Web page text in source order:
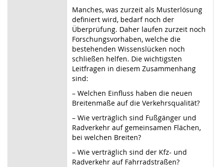
Manches, was zurzeit als Musterlösung
definiert wird, bedarf noch der
Überprüfung. Daher laufen zurzeit noch
Forschungsvorhaben, welche die
bestehenden Wissenslücken noch
schließen helfen. Die wichtigsten
Leitfragen in diesem Zusammenhang
sind:
– Welchen Einfluss haben die neuen
Breitenmaße auf die Verkehrsqualität?
– Wie verträglich sind Fußgänger und
Radverkehr auf gemeinsamen Flächen,
bei welchen Breiten?
– Wie verträglich sind der Kfz- und
Radverkehr auf Fahrradstraßen?